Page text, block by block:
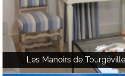
Les Manoirs de